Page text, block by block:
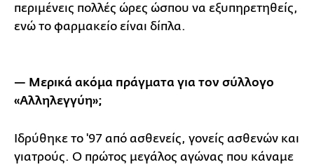
περιμένεις πολλές ώρες ώσπου να εξυπηρετηθείς,
ενώ το φαρμακείο είναι δίπλα.
— Μερικά ακόμα πράγματα για τον σύλλογο
«Αλληλεγγύη»;
Ιδρύθηκε το '97 από ασθενείς, γονείς ασθενών και
γιατρούς. Ο πρώτος μεγάλος αγώνας που κάναμε